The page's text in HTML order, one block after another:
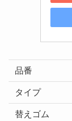
品番
タイプ
替えゴム